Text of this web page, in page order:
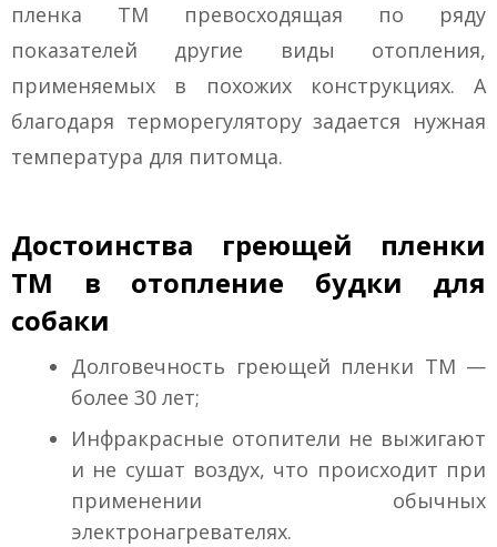
пленка ТМ превосходящая по ряду
показателей другие виды отопления,
применяемых в похожих конструкциях. А
благодаря терморегулятору задается нужная
температура для питомца.
Достоинства греющей пленки
ТМ в отопление будки для
собаки
Долговечность греющей пленки ТМ —
более 30 лет;
Инфракрасные отопители не выжигают
и не сушат воздух, что происходит при
применении обычных
электронагревателях.